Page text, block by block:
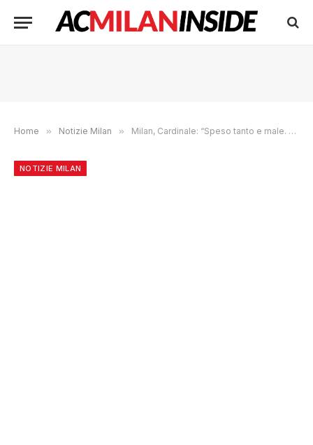
Home » Notizie Milan » Milan, Cardinale: “Speso tanto e male. Non sono contento e nemmeno Allegri, ma ora rivaluto tutti”
NOTIZIE MILAN